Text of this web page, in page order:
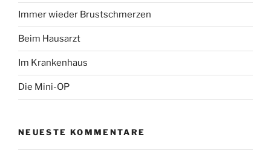
Immer wieder Brustschmerzen
Beim Hausarzt
Im Krankenhaus
Die Mini-OP
NEUESTE KOMMENTARE